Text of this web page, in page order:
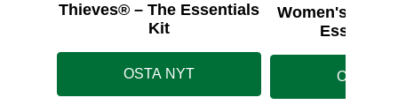
Thieves® – The Essentials
Kit
OSTA NYT
Women's
OSTA